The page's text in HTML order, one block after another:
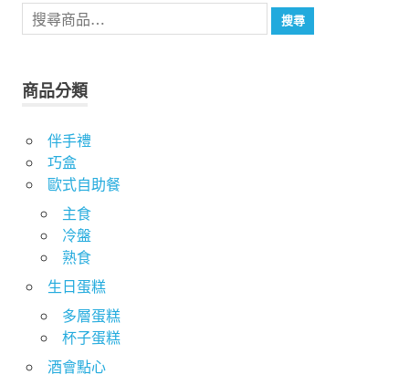
搜
尋
鍵
字:
搜尋
商品分類
伴手禮
巧盒
歐式自助餐
主食
冷盤
熟食
生日蛋糕
多層蛋糕
杯子蛋糕
酒會點心